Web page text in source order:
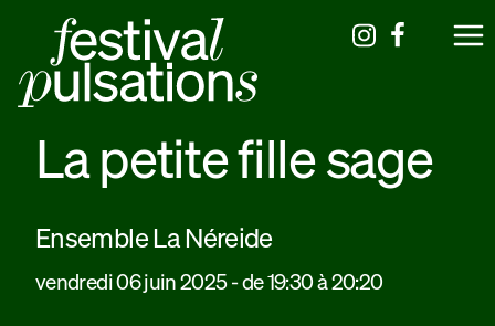
La petite fille sage
Ensemble La Néreide
vendredi 06 juin 2025 - de 19:30 à 20:20